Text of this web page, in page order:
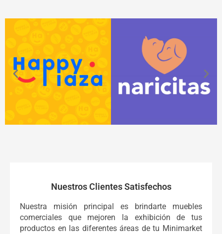
Nuestros Clientes Satisfechos
Nuestra misión principal es brindarte muebles
comerciales que mejoren la exhibición de tus
productos en las diferentes áreas de tu Minimarket